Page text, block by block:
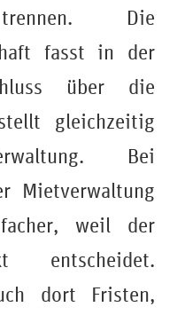
Die
fasst in der
über die
gleichzeitig
Bei
Mietverwaltung
weil der
entscheidet.
dort Fristen,